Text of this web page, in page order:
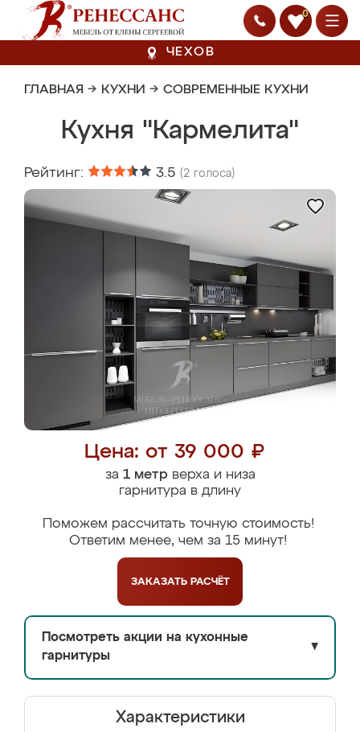
0
ЧЕХОВ
ГЛАВНАЯ → КУХНИ → СОВРЕМЕННЫЕ КУХНИ
Кухня "Кармелита"
Рейтинг: 3.5 (2 голоса)
Цена: от 39 000 ₽
за 1 метрверха и низа
гарнитура в длину
Поможем рассчитать точную стоимость!
Ответим менее, чем за 15 минут!
ЗАКАЗАТЬ РАСЧЁТ
Посмотреть акции на кухонные
гарнитуры
▼
Характеристики